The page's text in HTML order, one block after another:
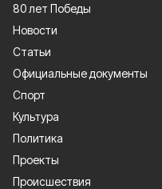
80 лет Победы
Новости
Статьи
Официальные документы
Спорт
Культура
Политика
Проекты
Происшествия